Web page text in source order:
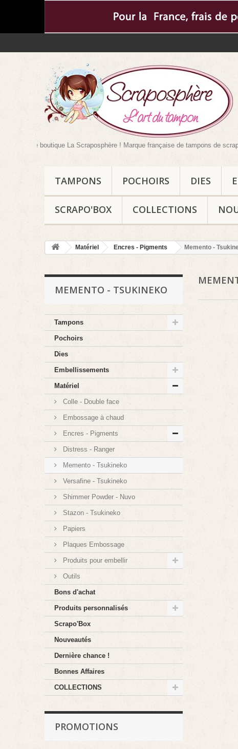
boutique La Scraposphère ! Marque française de tampons de
TAMPONS POCHOIRS DIES
SCRAPO'BOX COLLECTIONS
Matériel Encres - Pigments Memento -
MEMENTO - TSUKINEKO
Tampons
Pochoirs
Dies
Embellissements
Matériel
Colle - Double face
Embossage à chaud
Encres - Pigments
Distress - Ranger
Memento - Tsukineko
Versafine - Tsukineko
Shimmer Powder - Nuvo
Stazon - Tsukineko
Papiers
Plaques Embossage
Produits pour embellir
Outils
Bons d'achat
Produits personnalisés
Scrapo'Box
Nouveautés
Dernière chance !
Bonnes Affaires
COLLECTIONS
PROMOTIONS